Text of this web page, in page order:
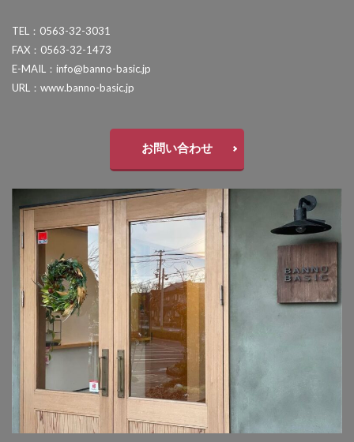
TEL：0563-32-3031
FAX：0563-32-1473
E-MAIL：info@banno-basic.jp
URL：www.banno-basic.jp
お問い合わせ
タカショー セラレバンテ
タカショー タンモクウッド
タカショー デザインパネルⅡ
タカショー マリンライト
タカショー モクプラボード
タカショー ロイヤルフェンス
タクボ物置 Mr.ストックマン
トーシンコーポレーション unティーラ
トーシンコーポレーション 胴長横水栓スミレハンドル
ニッタイ工業 フェアフェース
パナソニック LGW46149K
パナソニック ユーロバッグ
ボンボビ
マックスノブロック ボン
ユーロ物置 バイシクルキューブ
ユーロ物置 フロントエントリー